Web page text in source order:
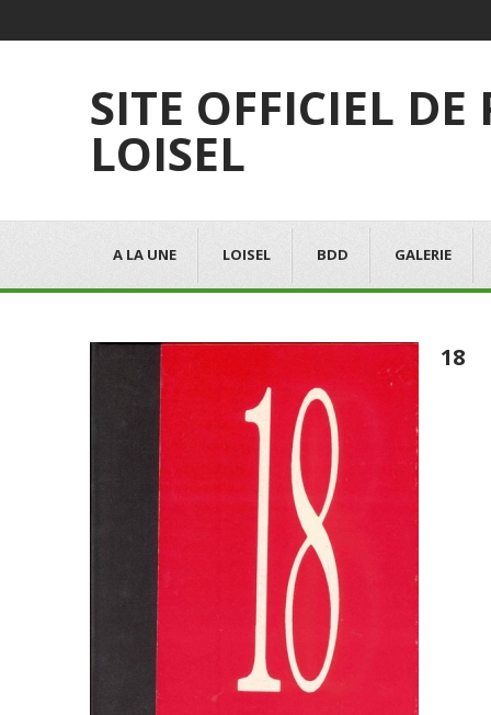
SITE OFFICIEL DE
LOISEL
A LA UNE LOISEL BDD GALERIE
18